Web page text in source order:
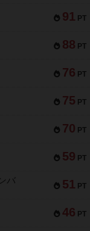
91 PT
88 PT
76 PT
75 PT
70 PT
59 PT
51 PT
バ
46 PT